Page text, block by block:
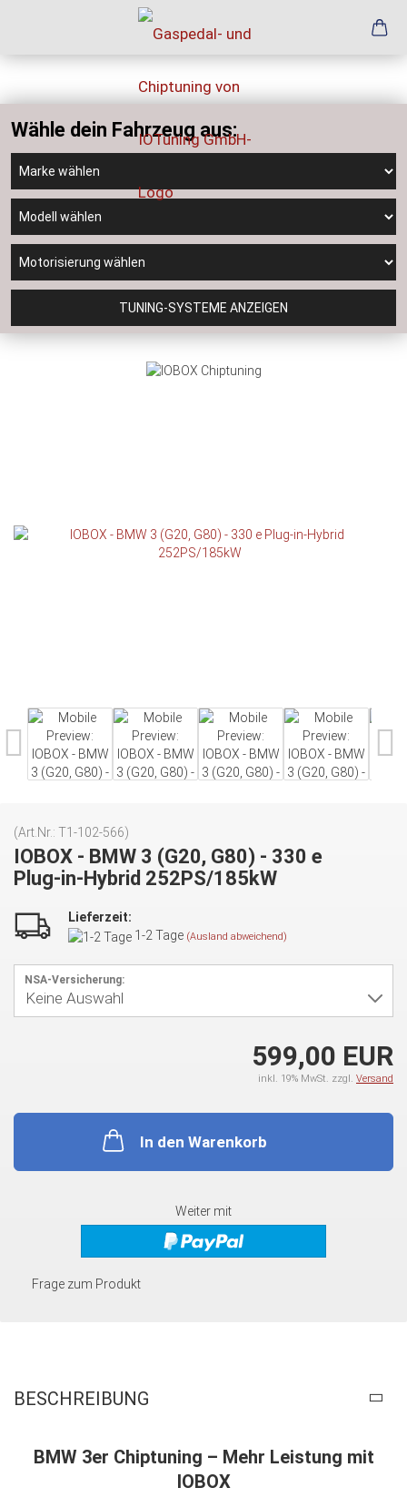
Wähle dein Fahrzeug aus:
TUNING-SYSTEME ANZEIGEN
(Art.Nr.: T1-102-566)
IOBOX - BMW 3 (G20, G80) - 330 e
Plug-in-Hybrid 252PS/185kW
Lieferzeit:
1-2 Tage (Ausland abweichend)
NSA-Versicherung:
599,00 EUR
inkl. 19% MwSt. zzgl. Versand
In den Warenkorb
Weiter mit
Frage zum Produkt
BESCHREIBUNG
BMW 3er Chiptuning – Mehr Leistung mit
IOBOX